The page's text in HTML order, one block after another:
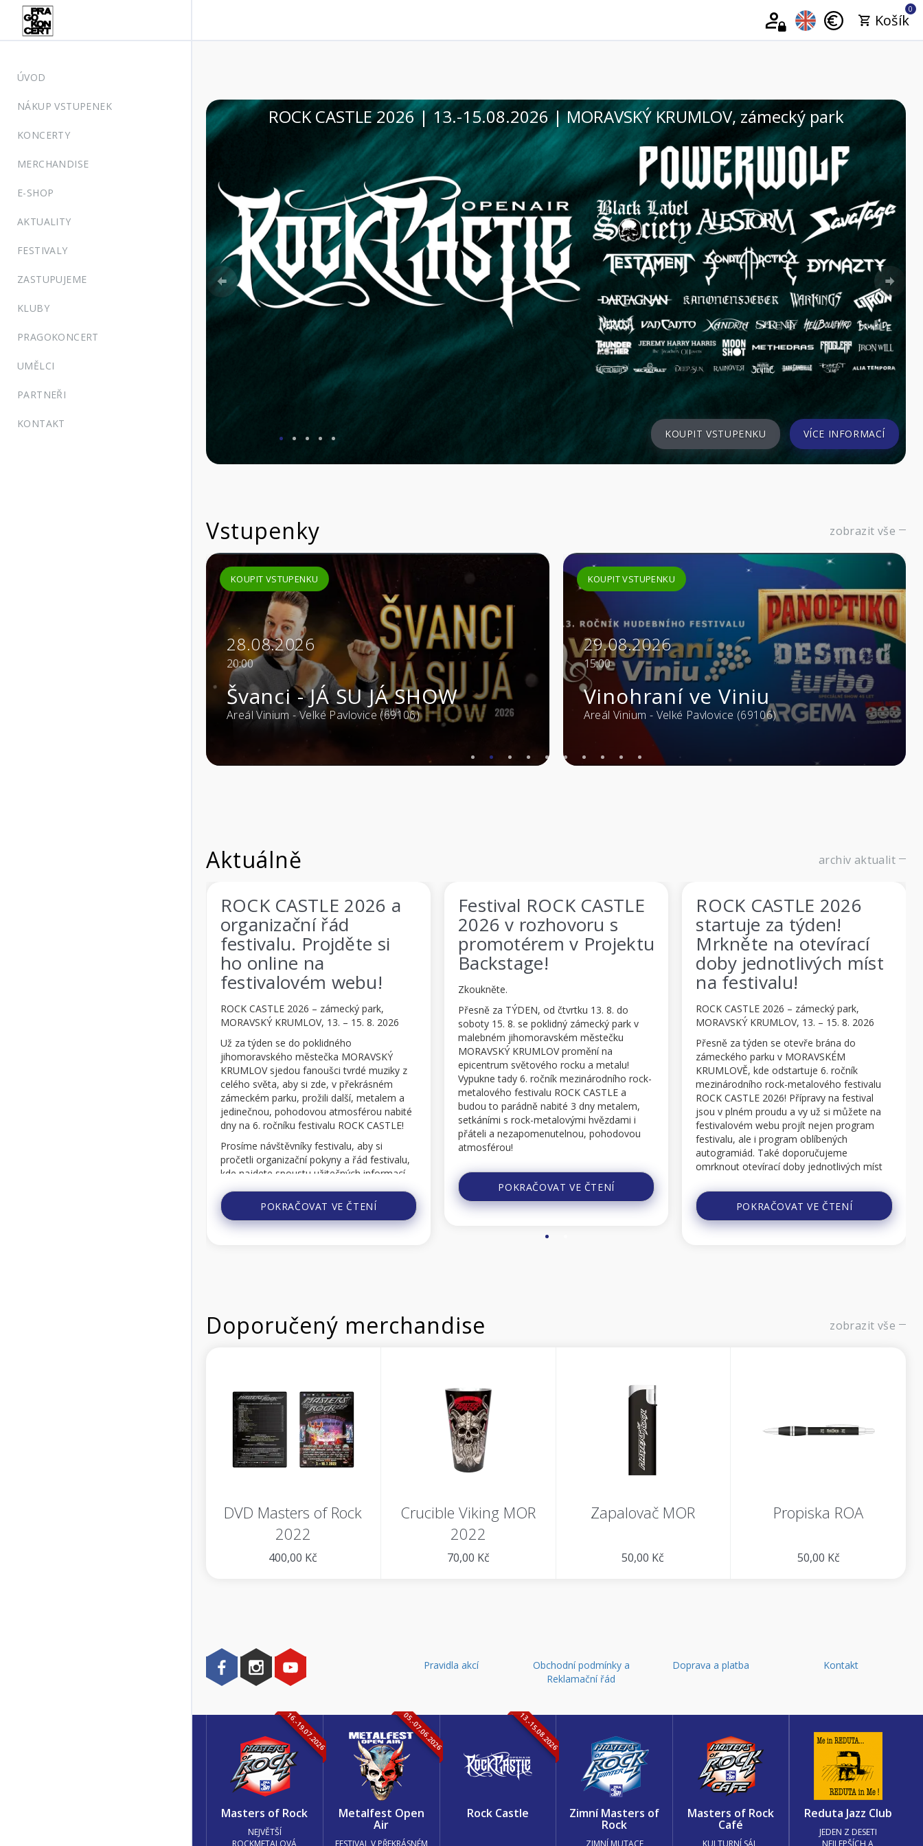
0
Košík
ÚVOD
NÁKUP VSTUPENEK
KONCERTY
MERCHANDISE
E-SHOP
AKTUALITY
FESTIVALY
ZASTUPUJEME
KLUBY
PRAGOKONCERT
UMĚLCI
PARTNEŘI
KONTAKT
zámecký park VINOHRANÍ VE VINIU 2026 | 29.08.2026 | VELKÉ PAVLOVICE, Areál Vinium
KOUPIT VSTUPENKU VÍCE
Previous
Vstupenky zobrazit vše
Švanci - JÁ SU JÁ SHOW
KOUPIT VSTUPENKU
29.08.2026
15:00
Vinohraní ve Viniu
Areál Vinium - Velké Pavlovice (69106)
03.10.2026
20:00
Blackbriar
Masters of Rock Café - Zlín (76001)
Aktuálně archiv aktualit
ROCK CASTLE 2026 a
festivalu. Projděte si
festivalovém webu!
ROCK CASTLE 2026 – zámecký park,
MORAVSKÝ KRUMLOV, 13. – 15. 8. 2026
jihomoravského městečka MORAVSKÝ
KRUMLOV sjedou fanoušci tvrdé muziky z
celého světa, aby si zde, v překrásném
zámeckém parku, prožili další, metalem a
jedinečnou, pohodovou atmosférou nabité
dny na 6. ročníku festivalu ROCK CASTLE!
Prosíme návštěvníky festivalu, aby si
pročetli organizační pokyny a řád festivalu,
kde najdete spoustu užitečných informací,
POKRAČOVAT VE ČTENÍ
Festival ROCK CASTLE
2026 v rozhovoru s
promotérem v Projektu
Backstage!
Zkoukněte.
Přesně za TÝDEN, od čtvrtku 13. 8. do
soboty 15. 8. se poklidný zámecký park v
malebném jihomoravském městečku
MORAVSKÝ KRUMLOV promění na
epicentrum světového rocku a metalu!
Vypukne tady 6. ročník mezinárodního rock-
metalového festivalu ROCK CASTLE a
budou to parádně nabité 3 dny metalem,
setkáními s rock-metalovými hvězdami i
přáteli a nezapomenutelnou, pohodovou
atmosférou!
Podívejte se na zajímavý rozhovor o
festivalu s hlavním organizátorem, Jirkou...
POKRAČOVAT VE ČTENÍ
ROCK CASTLE 2026
startuje za týden!
Mrkněte na otevírací
doby jednotlivých míst
ROCK CASTLE 2026 – zámecký park,
MORAVSKÝ KRUMLOV, 13. – 15. 8. 2026
Přesně za týden se otevře brána do
zámeckého parku v MORAVSKÉM
KRUMLOVĚ, kde odstartuje 6. ročník
mezinárodního rock-metalového festivalu
ROCK CASTLE 2026! Přípravy na festival
jsou v plném proudu a vy už si můžete na
festivalovém webu projít nejen program
festivalu, ale i program oblíbených
omrknout otevírací doby jednotlivých míst
na festivalu!
Podívejte se, kdy a v ...
POKRAČOVAT VE ČTENÍ
Zpěvák thrash
metalové
TESTAMENT,
Billy, vás
...na festival ROCK CASTLE
ROCK CASTLE 2026 – zámecký
MORAVSKÝ KRUMLOV, 13. –
2026Chuck Billy, frontman
metalové ikony TESTAMENT,
vyzývá, abyste zvedli zadky z
PC a dorazili na letošní ROCK
festival, do MORAVSKÉHO
Tady bude už příští týden, od
soboty, vládnout metal té
Jedním z vrcholů bude
mistrovská show TESTAMENT
můžete pořádně vyčistit ...
POKRAČOVAT VE
Doporučený merchandise zobrazit vše
DVD Masters of Rock
2022
400,00 Kč
Crucible Viking MOR
2022
70,00 Kč
Zapalovač MOR
50,00 Kč
Propiska ROA
50,00 Kč
Pravidla akcí
Obchodní podmínky a
Reklamační řád
Doprava a platba Kontakt
16.-19.07.2026
Masters of Rock
NEJVĚTŠÍ
ROCKMETALOVÁ
05.-07.06.2026
Metalfest Open
Air
FESTIVAL V PŘEKRÁSNÉM
13.-15.08.2026
Rock Castle Zimní Masters of
Rock
ZIMNÍ MUTACE
Masters of Rock
Café
KULTURNÍ SÁL,
Reduta Jazz Club
JEDEN Z DESETI
NEJLEPŠÍCH A